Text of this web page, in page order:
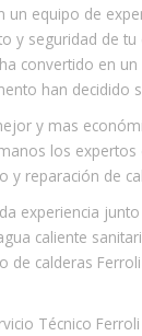
un equipo de
y seguridad de
convertido en
han decidido
y mas
los expertos
y reparación de
experiencia
caliente
de calderas
Técnico